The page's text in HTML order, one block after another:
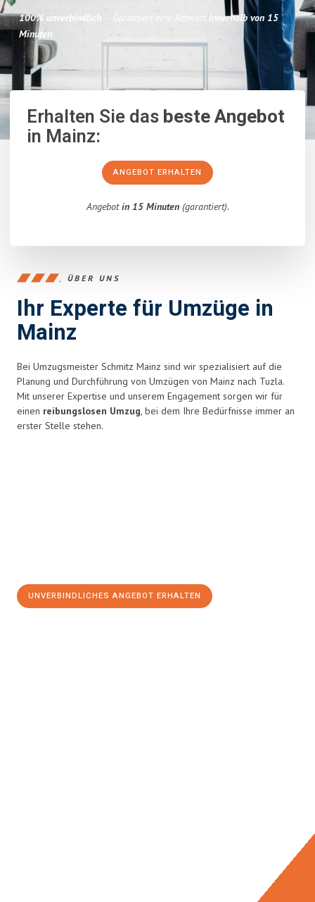
100% unverbindlich – Garantiert eine Antwort
innerhalb von 15
Minuten.
Erhalten Sie dasbeste Angebot
in Mainz:
ANGEBOT ERHALTEN
Angebotin 15 Minuten(garantiert).
ÜBER UNS
Ihr Experte für Umzüge in
Mainz
Bei Umzugsmeister Schmitz Mainz sind wir spezialisiert auf die
Planung und Durchführung von Umzügen von Mainz nach Tuzla.
Mit unserer Expertise und unserem Engagement sorgen wir für
einen reibungslosen Umzug, bei dem Ihre Bedürfnisse immer an
erster Stelle stehen.
UNVERBINDLICHES ANGEBOT ERHALTEN